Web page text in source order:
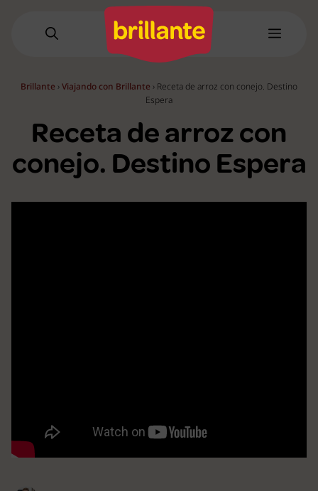
Menú
Brillante ›Viajando con Brillante › Receta de arroz con conejo. Destino
Espera
Receta de arroz con
conejo. Destino Espera